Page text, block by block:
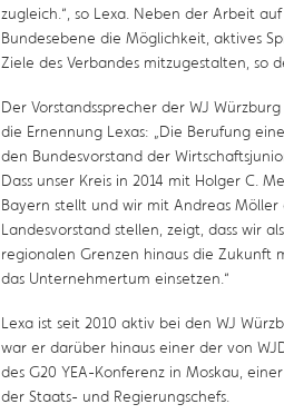
zugleich.“, so Lexa. Neben der Arbeit
Bundesebene die Möglichkeit, aktives
Ziele des Verbandes mitzugestalten, so
Der Vorstandssprecher der WJ
die Ernennung Lexas: „Die Berufung
den Bundesvorstand der
Dass unser Kreis in 2014 mit Holger C.
Bayern stellt und wir mit Andreas
Landesvorstand stellen, zeigt, dass wir
regionalen Grenzen hinaus die Zukunft
das Unternehmertum einsetzen.“
Lexa ist seit 2010 aktiv bei den WJ
war er darüber hinaus einer der von
des G20 YEA-Konferenz in Moskau,
der Staats- und Regierungschefs.